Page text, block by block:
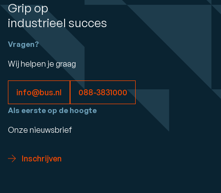
Grip op
industrieel succes
Vragen?
Wij helpen je graag
info@bus.nl 088-3831000
Als eerste op de hoogte
Onze nieuwsbrief
Inschrijven